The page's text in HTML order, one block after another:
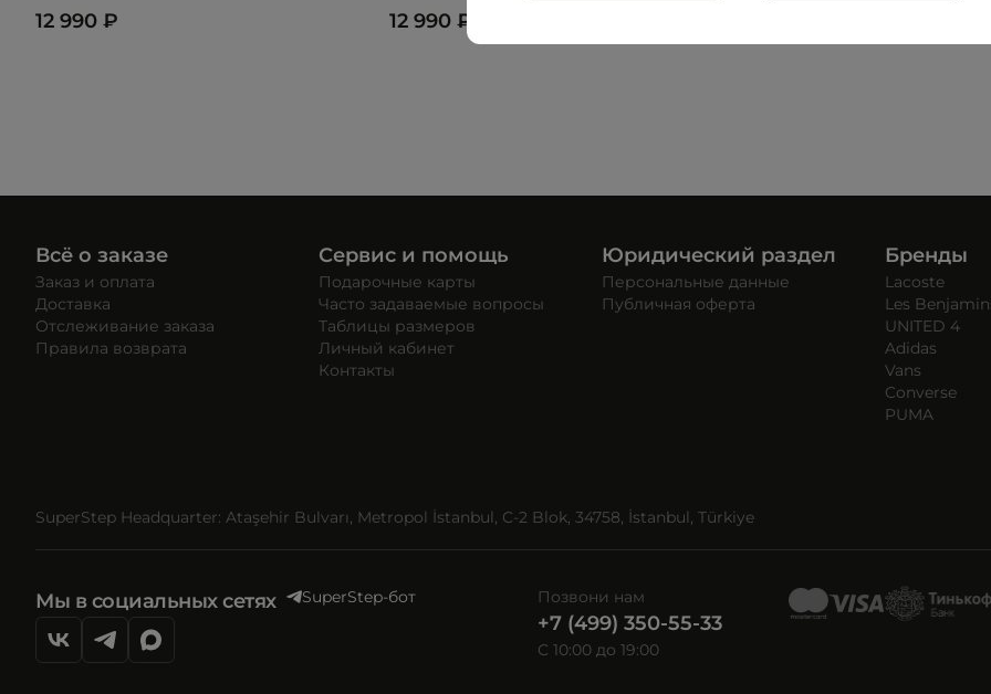
12 990 ₽ 12 990 ₽
Всё о заказе
Заказ и оплата
Доставка
Отслеживание заказа
Правила возврата
Сервис и помощь
Подарочные карты
Часто задаваемые вопросы
Таблицы размеров
Личный кабинет
Контакты
Юридический раздел
Персональные данные
Публичная оферта
Бренды
Lacoste
Les
UNITED 4
Adidas
Vans
Converse
PUMA
SuperStep Headquarter: Ataşehir Bulvarı, Metropol İstanbul, C-2 Blok, 34758, İstanbul, Türkiye
Мы в социальных сетях SuperStep-бот Позвони нам
+7 (499) 350-55-33
C 10:00 до 19:00